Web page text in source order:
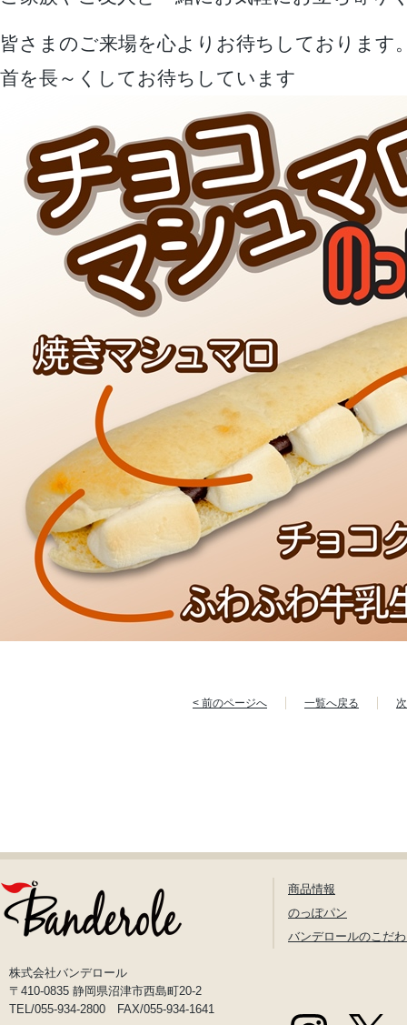
皆さまのご来場を心よりお待ちしております
首を長～くしてお待ちしています
< 前のページへ 一覧へ戻る
株式会社バンデロール
〒410-0835 静岡県沼津市西島町20-2
TEL/055-934-2800 FAX/055-934-1641
商品情報
のっぽパン
バンデロールのこだ